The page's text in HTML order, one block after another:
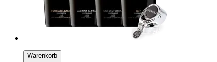
Warenkorb